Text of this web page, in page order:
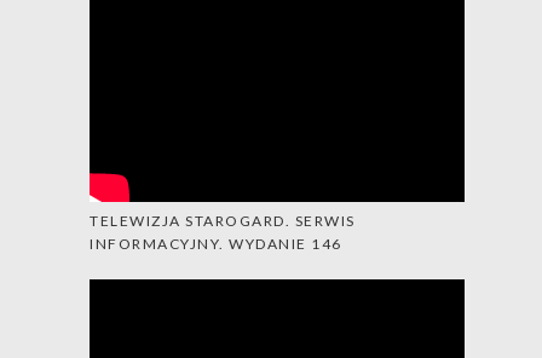
TELEWIZJA STAROGARD. SERWIS
INFORMACYJNY. WYDANIE 146